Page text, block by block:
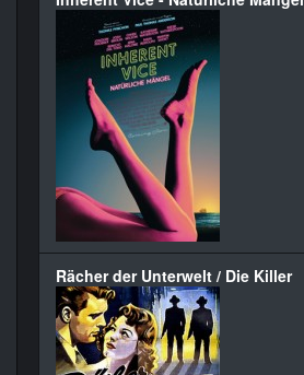
Rächer der Unterwelt / Die Killer